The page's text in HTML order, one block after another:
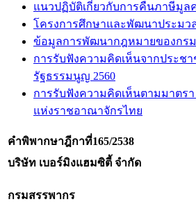
แนวปฏิบัติเกี่ยวกับการคืนภาษีมูล
โครงการศึกษาและพัฒนาประมว
ข้อมูลการพัฒนากฎหมายของกร
การรับฟังความคิดเห็นจากประช
รัฐธรรมนูญ 2560
การรับฟังความคิดเห็นตามมาตร
แห่งราชอาณาจักรไทย
คำพิพากษาฎีกาที่165/2538
บริษัท เบอร์มิงแฮมซิตี้ จำกัด
กรมสรรพากร